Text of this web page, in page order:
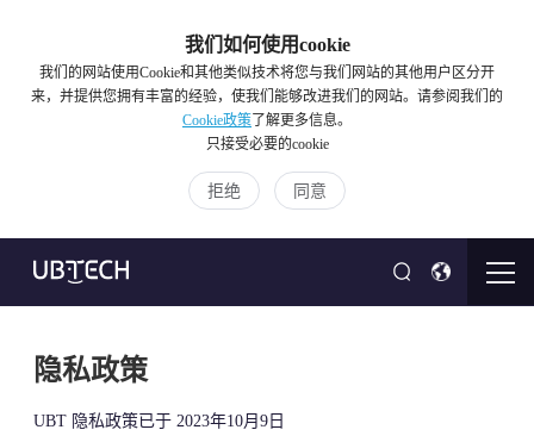
我们如何使用cookie
我们的网站使用Cookie和其他类似技术将您与我们网站的其他用户区分开
来，并提供您拥有丰富的经验，使我们能够改进我们的网站。请参阅我们的
Cookie政策 了解更多信息。
只接受必要的cookie
拒绝 同意
隐私政策
UBT 隐私政策已于 2023年10月9日